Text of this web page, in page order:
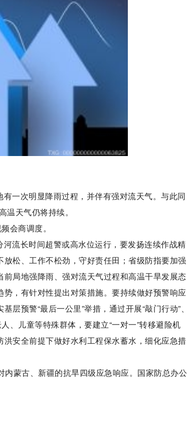
一次明显降雨过程，并伴有强对流天气。与此同
天气仍将持续。
会商调度。
流长时间超警或高水位运行，要发扬连续作战精
松、工作不松劲，守好责任田；省级防指要加强
局地强降雨、强对流天气过程和高温干旱发展态
，有针对性提出对策措施。要持续做好预警响应
预警“最后一公里”举措，通过开展“敲门行动”、
、儿童等特殊群体，要建立“一对一”转移避险机
安全前提下做好水利工程保水蓄水，细化应急措
蒙古、新疆的抗旱四级应急响应。国家防总办公